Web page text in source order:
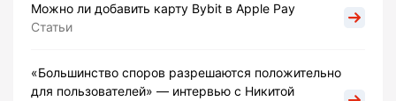
Можно ли добавить карту Bybit в Apple Pay
Статьи
«Большинство споров разрешаются положительно
для пользователей» — интервью с Никитой